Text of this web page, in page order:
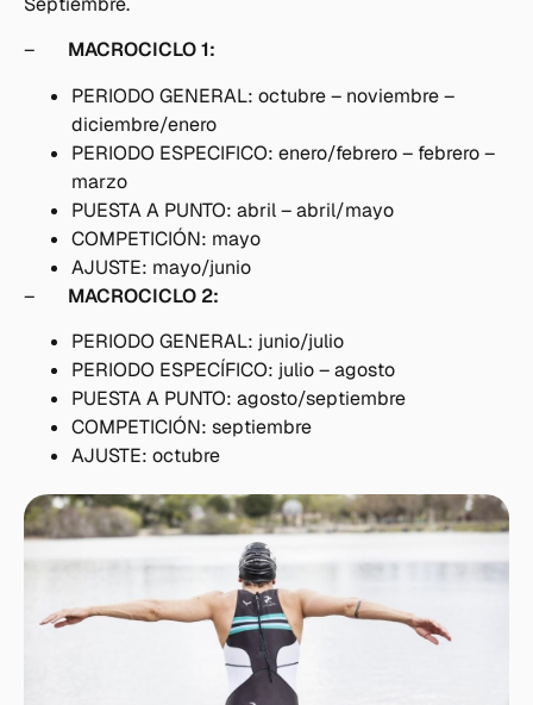
– MACROCICLO 1:
PERIODO GENERAL: octubre – noviembre –
diciembre/enero
PERIODO ESPECIFICO: enero/febrero – febrero –
marzo
PUESTA A PUNTO: abril – abril/mayo
COMPETICIÓN: mayo
AJUSTE: mayo/junio
– MACROCICLO 2:
PERIODO GENERAL: junio/julio
PERIODO ESPECÍFICO: julio – agosto
PUESTA A PUNTO: agosto/septiembre
COMPETICIÓN: septiembre
AJUSTE: octubre